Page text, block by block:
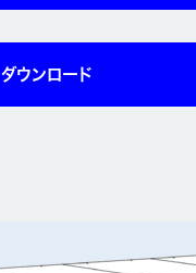
ダウンロード